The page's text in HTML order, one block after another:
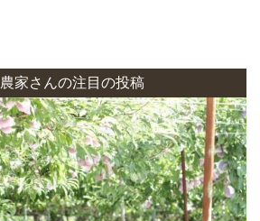
農家さんの注目の投稿